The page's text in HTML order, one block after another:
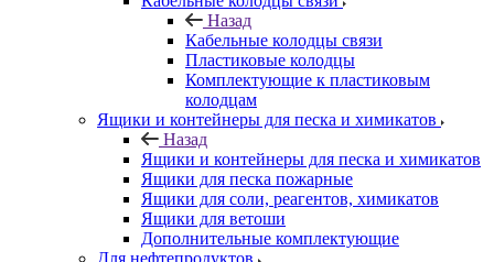
Назад
Кабельные колодцы связи
Пластиковые колодцы
Комплектующие к пластиковым
колодцам
Ящики и контейнеры для песка и химикатов
Назад
Ящики и контейнеры для песка и химикатов
Ящики для песка пожарные
Ящики для соли, реагентов, химикатов
Ящики для ветоши
Дополнительные комплектующие
Для нефтепродуктов